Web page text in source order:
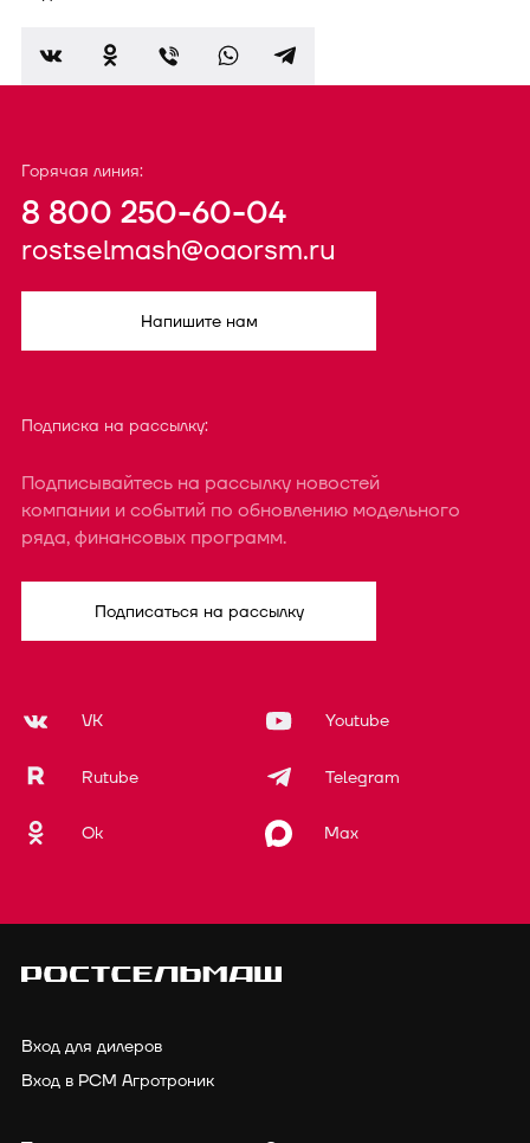
Горячая линия:
8 800 250-60-04
rostselmash@oaorsm.ru
Напишите нам
Подписка на рассылку:
Подписывайтесь на рассылку новостей
компании и событий по обновлению модельного
ряда, финансовых программ.
Подписаться на рассылку
VK Youtube
Rutube Telegram
Ok Max
Вход для дилеров
Вход в РСМ Агротроник